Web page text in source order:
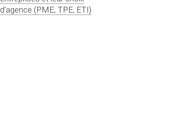
d’agence (PME, TPE, ETI)